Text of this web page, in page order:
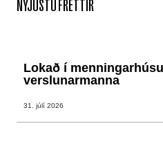
NÝJUSTU FRÉTTIR
Lokað í
verslunarmanna
31. júlí 2026